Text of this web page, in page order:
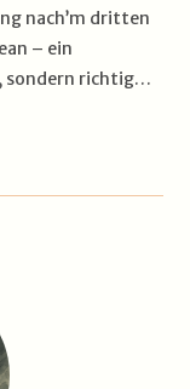
nach’m dritten
– ein
sondern richtig…